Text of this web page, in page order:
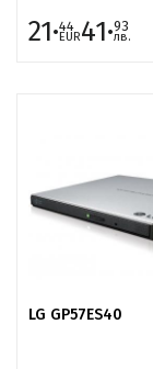
21·44
EUR41·93
лв.
LG GP57ES40